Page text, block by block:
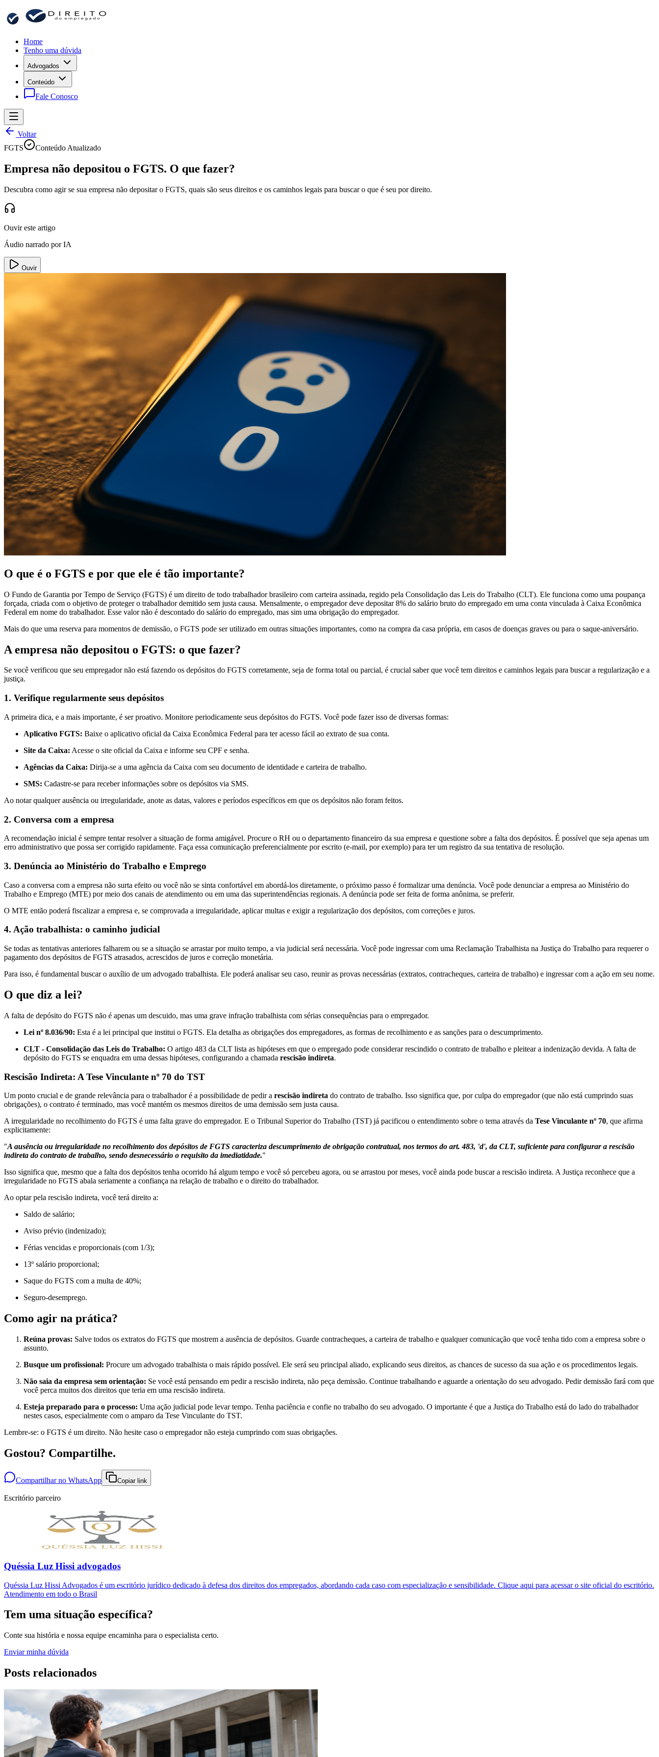
Home
Tenho uma dúvida
Advogados
Conteúdo
Fale Conosco
Voltar
FGTS
Conteúdo Atualizado
Empresa não depositou o FGTS. O que fazer?
Descubra como agir se sua empresa não depositar o FGTS, quais são seus direitos e os caminhos legais para buscar o que é seu por direito.
Ouvir este artigo
Áudio narrado por IA
Ouvir
O que é o FGTS e por que ele é tão importante?
O Fundo de Garantia por Tempo de Serviço (FGTS) é um direito de todo trabalhador brasileiro com carteira assinada, regido pela Consolidação das Leis do Trabalho (CLT). Ele funciona como uma poupança
forçada, criada com o objetivo de proteger o trabalhador demitido sem justa causa. Mensalmente, o empregador deve depositar 8% do salário bruto do empregado em uma conta vinculada à Caixa Econômica
Federal em nome do trabalhador. Esse valor não é descontado do salário do empregado, mas sim uma obrigação do empregador.
Mais do que uma reserva para momentos de demissão, o FGTS pode ser utilizado em outras situações importantes, como na compra da casa própria, em casos de doenças graves ou para o saque-aniversário.
A empresa não depositou o FGTS: o que fazer?
Se você verificou que seu empregador não está fazendo os depósitos do FGTS corretamente, seja de forma total ou parcial, é crucial saber que você tem direitos e caminhos legais para buscar a regularização e a
justiça.
1. Verifique regularmente seus depósitos
A primeira dica, e a mais importante, é ser proativo. Monitore periodicamente seus depósitos do FGTS. Você pode fazer isso de diversas formas:
Aplicativo FGTS: Baixe o aplicativo oficial da Caixa Econômica Federal para ter acesso fácil ao extrato de sua conta.
Site da Caixa: Acesse o site oficial da Caixa e informe seu CPF e senha.
Agências da Caixa: Dirija-se a uma agência da Caixa com seu documento de identidade e carteira de trabalho.
SMS: Cadastre-se para receber informações sobre os depósitos via SMS.
Ao notar qualquer ausência ou irregularidade, anote as datas, valores e períodos específicos em que os depósitos não foram feitos.
2. Conversa com a empresa
A recomendação inicial é sempre tentar resolver a situação de forma amigável. Procure o RH ou o departamento financeiro da sua empresa e questione sobre a falta dos depósitos. É possível que seja apenas um
erro administrativo que possa ser corrigido rapidamente. Faça essa comunicação preferencialmente por escrito (e-mail, por exemplo) para ter um registro da sua tentativa de resolução.
3. Denúncia ao Ministério do Trabalho e Emprego
Caso a conversa com a empresa não surta efeito ou você não se sinta confortável em abordá-los diretamente, o próximo passo é formalizar uma denúncia. Você pode denunciar a empresa ao Ministério do
Trabalho e Emprego (MTE) por meio dos canais de atendimento ou em uma das superintendências regionais. A denúncia pode ser feita de forma anônima, se preferir.
O MTE então poderá fiscalizar a empresa e, se comprovada a irregularidade, aplicar multas e exigir a regularização dos depósitos, com correções e juros.
4. Ação trabalhista: o caminho judicial
Se todas as tentativas anteriores falharem ou se a situação se arrastar por muito tempo, a via judicial será necessária. Você pode ingressar com uma Reclamação Trabalhista na Justiça do Trabalho para requerer o
pagamento dos depósitos de FGTS atrasados, acrescidos de juros e correção monetária.
Para isso, é fundamental buscar o auxílio de um advogado trabalhista. Ele poderá analisar seu caso, reunir as provas necessárias (extratos, contracheques, carteira de trabalho) e ingressar com a ação em seu nome.
O que diz a lei?
A falta de depósito do FGTS não é apenas um descuido, mas uma grave infração trabalhista com sérias consequências para o empregador.
Lei nº 8.036/90: Esta é a lei principal que institui o FGTS. Ela detalha as obrigações dos empregadores, as formas de recolhimento e as sanções para o descumprimento.
CLT - Consolidação das Leis do Trabalho: O artigo 483 da CLT lista as hipóteses em que o empregado pode considerar rescindido o contrato de trabalho e pleitear a indenização devida. A falta de
depósito do FGTS se enquadra em uma dessas hipóteses, configurando a chamada rescisão indireta.
Rescisão Indireta: A Tese Vinculante nº 70 do TST
Um ponto crucial e de grande relevância para o trabalhador é a possibilidade de pedir a rescisão indireta do contrato de trabalho. Isso significa que, por culpa do empregador (que não está cumprindo suas
obrigações), o contrato é terminado, mas você mantém os mesmos direitos de uma demissão sem justa causa.
A irregularidade no recolhimento do FGTS é uma falta grave do empregador. E o Tribunal Superior do Trabalho (TST) já pacificou o entendimento sobre o tema através da Tese Vinculante nº 70, que afirma
explicitamente:
"A ausência ou irregularidade no recolhimento dos depósitos de FGTS caracteriza descumprimento de obrigação contratual, nos termos do art. 483, 'd', da CLT, suficiente para configurar a rescisão
indireta do contrato de trabalho, sendo desnecessário o requisito da imediatidade."
Isso significa que, mesmo que a falta dos depósitos tenha ocorrido há algum tempo e você só percebeu agora, ou se arrastou por meses, você ainda pode buscar a rescisão indireta. A Justiça reconhece que a
irregularidade no FGTS abala seriamente a confiança na relação de trabalho e o direito do trabalhador.
Ao optar pela rescisão indireta, você terá direito a:
Saldo de salário;
Aviso prévio (indenizado);
Férias vencidas e proporcionais (com 1/3);
13º salário proporcional;
Saque do FGTS com a multa de 40%;
Seguro-desemprego.
Como agir na prática?
Reúna provas: Salve todos os extratos do FGTS que mostrem a ausência de depósitos. Guarde contracheques, a carteira de trabalho e qualquer comunicação que você tenha tido com a empresa sobre o
assunto.
Busque um profissional: Procure um advogado trabalhista o mais rápido possível. Ele será seu principal aliado, explicando seus direitos, as chances de sucesso da sua ação e os procedimentos legais.
Não saia da empresa sem orientação: Se você está pensando em pedir a rescisão indireta, não peça demissão. Continue trabalhando e aguarde a orientação do seu advogado. Pedir demissão fará com que
você perca muitos dos direitos que teria em uma rescisão indireta.
Esteja preparado para o processo: Uma ação judicial pode levar tempo. Tenha paciência e confie no trabalho do seu advogado. O importante é que a Justiça do Trabalho está do lado do trabalhador
nestes casos, especialmente com o amparo da Tese Vinculante do TST.
Lembre-se: o FGTS é um direito. Não hesite caso o empregador não esteja cumprindo com suas obrigações.
Gostou? Compartilhe.
Compartilhar no WhatsApp Copiar link
Escritório parceiro
Quéssia Luz Hissi advogados
Quéssia Luz Hissi Advogados é um escritório jurídico dedicado à defesa dos direitos dos empregados, abordando cada caso com especialização e sensibilidade. Clique aqui para acessar o site oficial do escritório.
Atendimento em todo o Brasil
Tem uma situação específica?
Conte sua história e nossa equipe encaminha para o especialista certo.
Enviar minha dúvida
Posts relacionados